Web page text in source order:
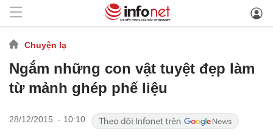
Chuyện lạ
Ngắm những con vật tuyệt đẹp làm
từ mảnh ghép phế liệu
28/12/2015 - 10:10